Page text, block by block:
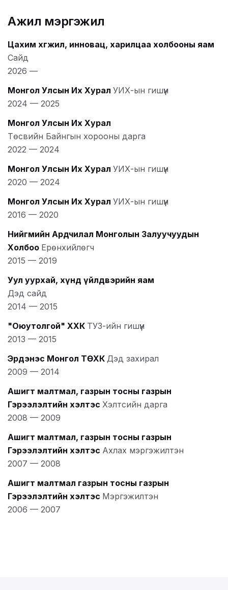
Ажил мэргэжил
Цахим хөгжил, инновац, харилцаа холбооны яам
Сайд
2026 —
Монгол Улсын Их Хурал УИХ-ын гишүүн
2024 — 2025
Монгол Улсын Их Хурал
Төсвийн Байнгын хорооны дарга
2022 — 2024
Монгол Улсын Их Хурал УИХ-ын гишүүн
2020 — 2024
Монгол Улсын Их Хурал УИХ-ын гишүүн
2016 — 2020
Нийгмийн Ардчилал Монголын Залуучуудын
Холбоо Ерөнхийлөгч
2015 — 2019
Уул уурхай, хүнд үйлдвэрийн яам
Дэд сайд
2014 — 2015
"Оюутолгой" ХХК ТУЗ-ийн гишүүн
2013 — 2015
Эрдэнэс Монгол ТӨХК Дэд захирал
2009 — 2014
Ашигт малтмал, газрын тосны газрын
Гэрээлэлтийн хэлтэс Хэлтсийн дарга
2008 — 2009
Ашигт малтмал, газрын тосны газрын
Гэрээлэлтийн хэлтэс Ахлах мэргэжилтэн
2007 — 2008
Ашигт малтмал газрын тосны газрын
Гэрээлэлтийн хэлтэс Мэргэжилтэн
2006 — 2007